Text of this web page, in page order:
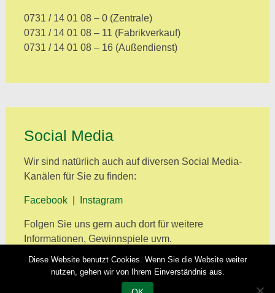
0731 / 14 01 08 – 0 (Zentrale)
0731 / 14 01 08 – 11 (Fabrikverkauf)
0731 / 14 01 08 – 16 (Außendienst)
Social Media
Wir sind natürlich auch auf diversen Social Media-
Kanälen für Sie zu finden:
Facebook| Instagram
Folgen Sie uns gern auch dort für weitere
Informationen, Gewinnspiele uvm.
Diese Website benutzt Cookies. Wenn Sie die Website weiter
nutzen, gehen wir von Ihrem Einverständnis aus.